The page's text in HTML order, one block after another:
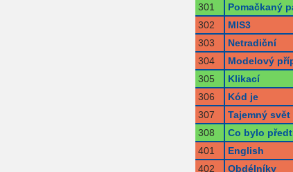
301
Pomačkaný
302
MIS3
303
Netradiční
304
Modelový
305
Klikací
306
Kód je
307
Tajemný svět
308
Co bylo
401
English
402
Obdélníky